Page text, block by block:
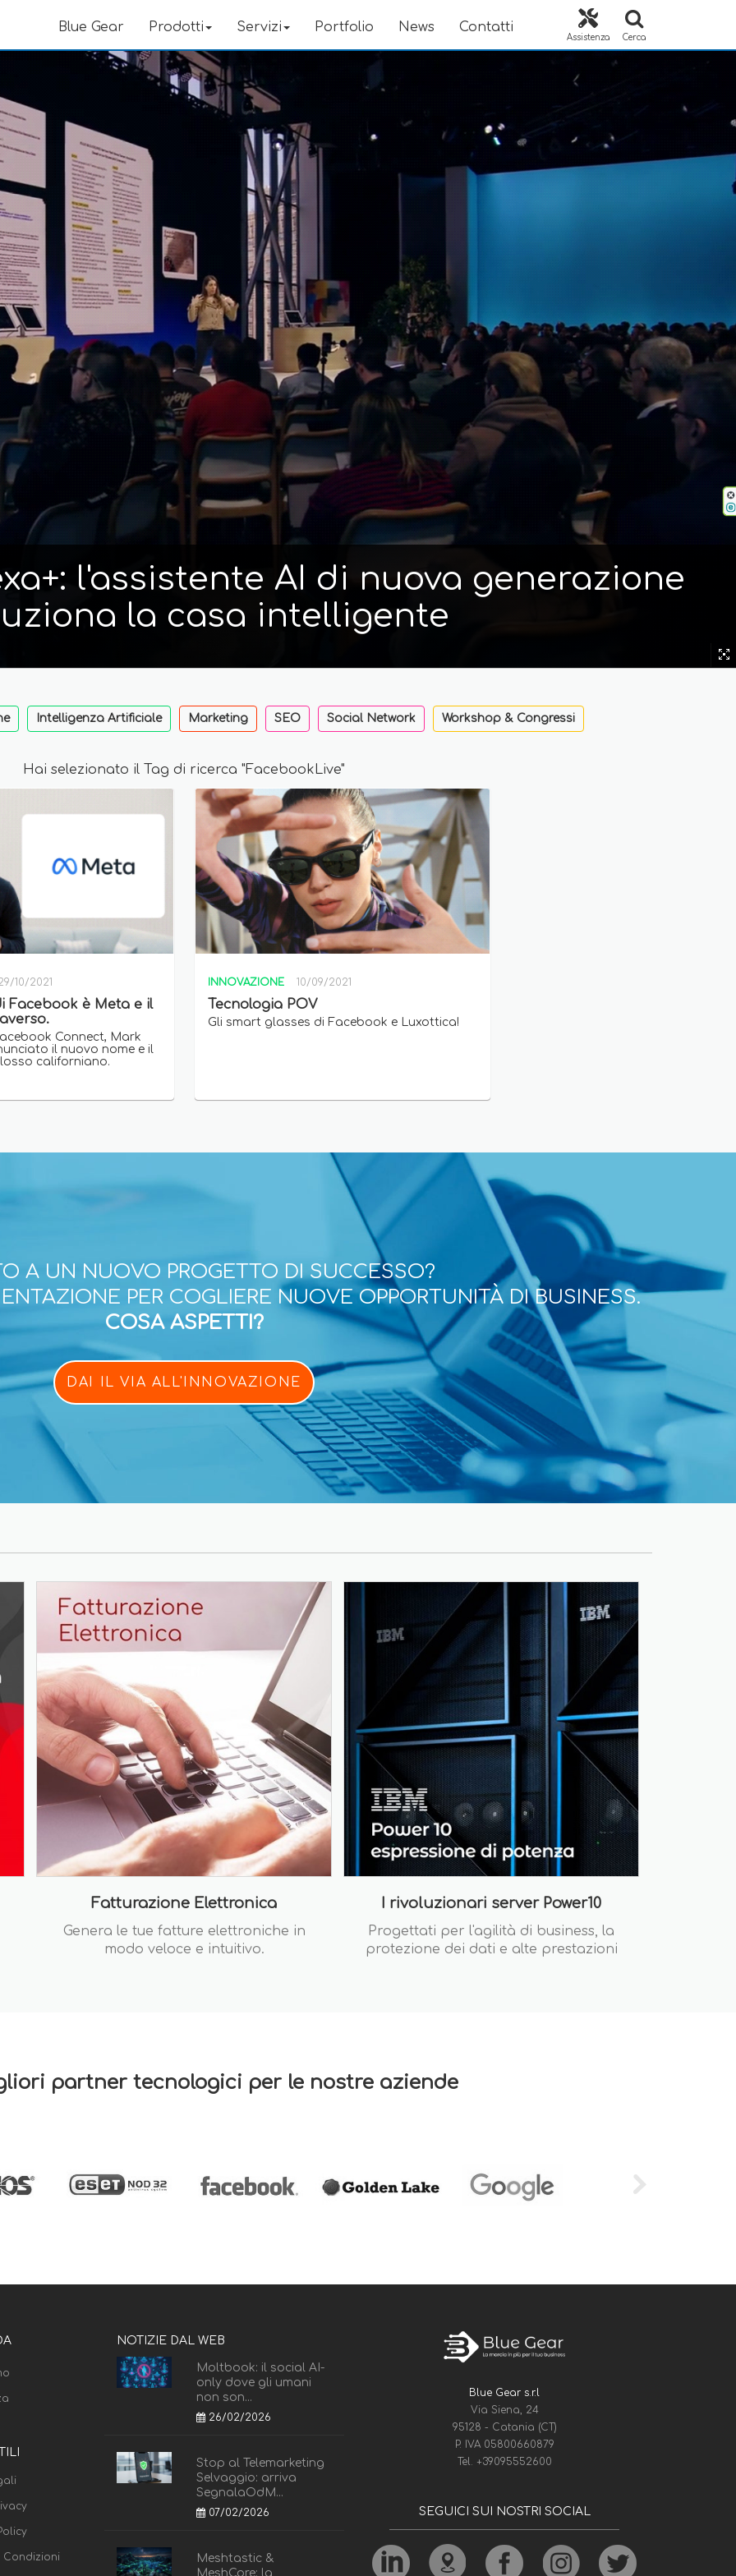
Blue Gear Prodotti Servizi Portfolio News Contatti
Assistenza Cerca
l'assistente AI di nuova generazione
la casa intelligente
Intelligenza Artificiale Marketing SEO Social Network Workshop & Congressi
Hai selezionato il Tag di ricerca "FacebookLive"
10/2021
Facebook è Meta e il
Connect, Mark
il nuovo nome e il
californiano.
INNOVAZIONE 10/09/2021
Tecnologia POV
Gli smart glasses di Facebook e Luxottica!
A UN NUOVO PROGETTO DI SUCCESSO?
PER COGLIERE NUOVE OPPORTUNITÀ DI BUSINESS.
COSA ASPETTI?
DAI IL VIA ALL'INNOVAZIONE
Fatturazione Elettronica
Genera le tue fatture elettroniche in
modo veloce e intuitivo.
I rivoluzionari server Power10
Progettati per l'agilità di business, la
protezione dei dati e alte prestazioni
partner tecnologici per le nostre aziende
Condizioni
NOTIZIE DAL WEB
Moltbook: il social AI-
only dove gli umani
non son...
26/02/2026
Stop al Telemarketing
Selvaggio: arriva
SegnalaOdM...
07/02/2026
Meshtastic &
MeshCore: la
Blue Gear s.r.l
Via Siena, 24
95128 - Catania (CT)
P. IVA 05800660879
Tel. +39095552600
SEGUICI SUI NOSTRI SOCIAL